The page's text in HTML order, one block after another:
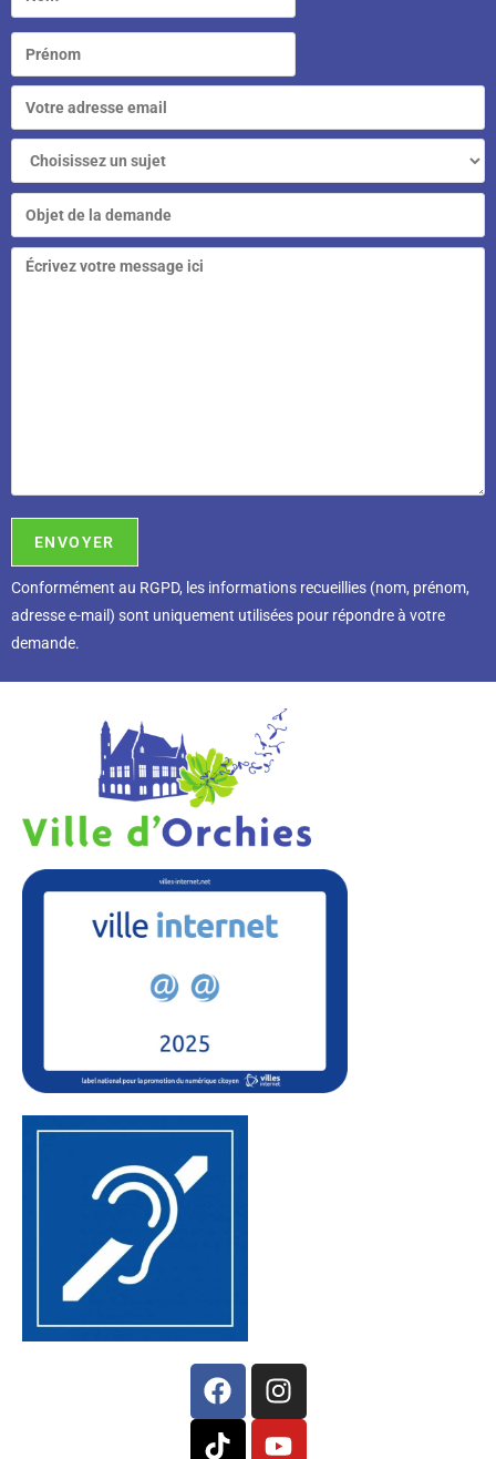
Conformément au RGPD, l es informations recueillies (nom, prénom,
adresse e-mail) sont uniquement utilisées pour répondre à votre
demande.